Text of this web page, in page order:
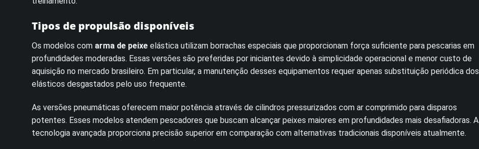
Tipos de propulsão disponíveis
Os modelos com arma de peixe elástica utilizam borrachas especiais que proporcionam força suficiente para pescarias em
profundidades moderadas. Essas versões são preferidas por iniciantes devido à simplicidade operacional e menor custo de
aquisição no mercado brasileiro. Em particular, a manutenção desses equipamentos requer apenas substituição periódica dos
elásticos desgastados pelo uso frequente.
As versões pneumáticas oferecem maior potência através de cilindros pressurizados com ar comprimido para disparos
potentes. Esses modelos atendem pescadores que buscam alcançar peixes maiores em profundidades mais desafiadoras. A
tecnologia avançada proporciona precisão superior em comparação com alternativas tradicionais disponíveis atualmente.